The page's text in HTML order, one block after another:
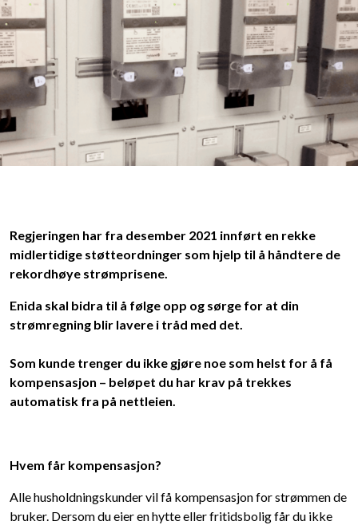
Regjeringen har fra desember 2021 innført en rekke
midlertidige støtteordninger som hjelp til å håndtere de
rekordhøye strømprisene.
Enida skal bidra til å følge opp og sørge for at din
strømregning blir lavere i tråd med det.
Som kunde trenger du ikke gjøre noe som helst for å få
kompensasjon – beløpet du har krav på trekkes
automatisk fra på nettleien.
Hvem får kompensasjon?
Alle husholdningskunder vil få kompensasjon for strømmen de
bruker. Dersom du eier en hytte eller fritidsbolig får du ikke